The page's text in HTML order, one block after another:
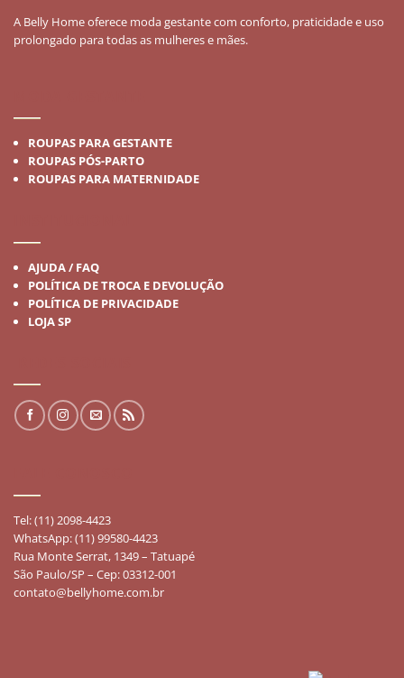
A Belly Home oferece moda gestante com conforto, praticidade e uso
prolongado para todas as mulheres e mães.
ROUPAS PARA GESTANTE
ROUPAS PÓS-PARTO
ROUPAS PARA MATERNIDADE
AJUDA / FAQ
POLÍTICA DE TROCA E DEVOLUÇÃO
POLÍTICA DE PRIVACIDADE
LOJA SP
Tel: (11) 2098-4423
WhatsApp: (11) 99580-4423
Rua Monte Serrat, 1349 – Tatuapé
São Paulo/SP – Cep: 03312-001
contato@bellyhome.com.br